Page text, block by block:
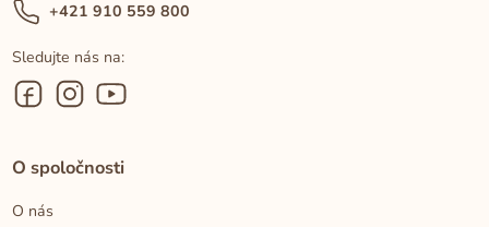
+421 910 559 800
Sledujte nás na:
O spoločnosti
O nás